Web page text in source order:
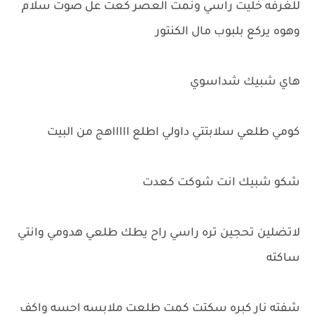
للغرفه خليت راسي ونمت العصر كعت عل صوت سلام
وهوه يركع بلبوب مال الكنتور
هاي شبيك شداسوي
كومي طلعي سلابتتي داولي اطلع اااااهج من البيت
شكو شبيك انت شوكت كعدت
لاتضلين تحجين تره راسي راح يطك طلعي هدومي وانتي
ساكته
شفته نار كبره سكتت كمت طلعت ملابسه احسه واكف